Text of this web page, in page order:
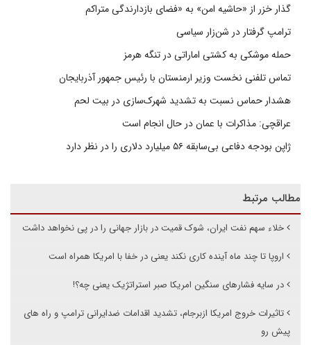
گذار خزر از «حاشیه امن» به «فضای بازدارندگی متراکم
ترامپ گرفتار در شن‌زار سیاسی
حمله موشکی به کشتی اماراتی در تنگه هرمز
تماس تلفنی نخست وزیر ارمنستان با رئیس جمهور آذربایجان
هشدار حماس نسبت به تشدید شهرک‌سازی در بیت‌ لحم
عراقچی: مذاکرات با عمان در حال انجام است
ژاپن بودجه دفاعی بی‌سابقه ۵۶ میلیارد دلاری را در نظر دارد
مطالب مرتبط
خلاء سهم نفت ایران، شوک قمیت در بازار جهانی را در پی نخواهد داشت
اروپا تا چند ماه آینده کاری نکند یعنی در خفا با امریکا همراه است
در سایه فشارهای سنگین امریکا صبر استراتژیک یعنی چه؟!
تاثیرات خروج امریکا ازبرجام، تشدید اقدامات ضدایرانی ترامپ و راه های
پیش رو